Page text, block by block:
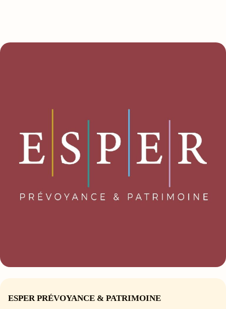
ESPER PRÉVOYANCE & PATRIMOINE